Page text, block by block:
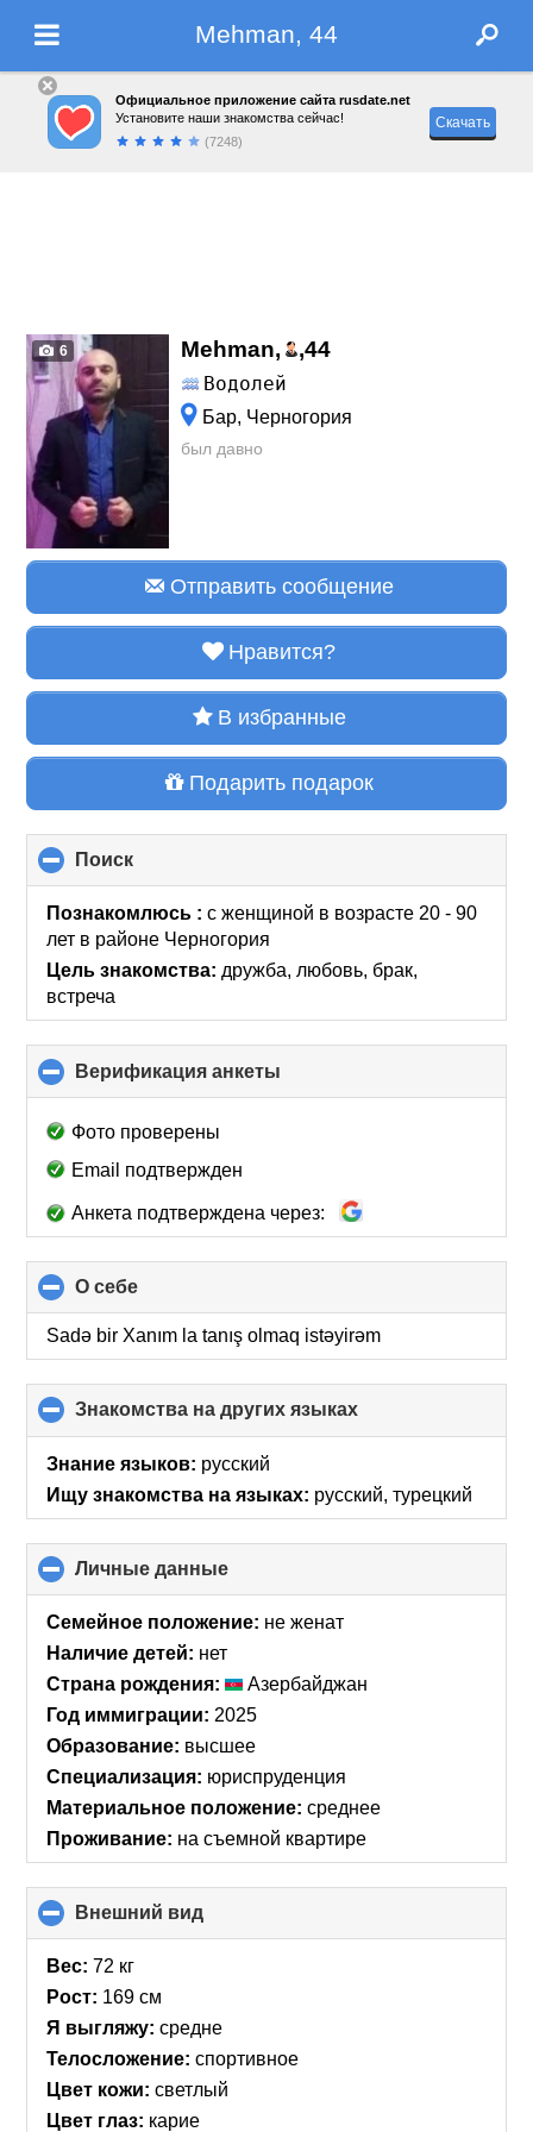
Mehman, 44
Официальное приложение сайта rusdate.net
Установите наши знакомства сейчас!
(7248)
Скачать
6 Mehman, ,44
Водолей
Бар, Черногория
был давно
Отправить сообщение
Нравится?
В избранные
Подарить подарок
Поиск
to
collapse
contents
Познакомлюсь :с женщиной в возрасте 20 - 90
лет в районе Черногория
Цель знакомства: дружба, любовь, брак,
встреча
Верификация анкеты
to
Фото проверены
Email подтвержден
Анкета подтверждена через:
О себе
to
collapse
contents
Sadə bir Xanım la tanış olmaq istəyirəm
Знакомства на других языках
to
Знание языков: русский
Ищу знакомства на языках: русский, турецкий
Личные данные
to
collapse
Семейное положение: не женат
Наличие детей: нет
Страна рождения:
Азербайджан
Год иммиграции: 2025
Образование: высшее
Специализация: юриспруденция
Материальное положение: среднее
Проживание: на съемной квартире
Внешний вид
to
Вес: 72 кг
Рост: 169 см
Я выгляжу: средне
Телосложение: спортивное
Цвет кожи: светлый
Цвет глаз: карие